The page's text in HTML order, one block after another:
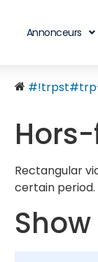
Annonceurs
Rectangular
certain period.